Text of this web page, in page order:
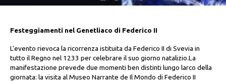
Festeggiamenti nel Genetliaco di Federico II
L'evento rievoca la ricorrenza istituita da Federico II di Svevia in
tutto il Regno nel 1233 per celebrare il suo giorno natalizio.La
manifestazione prevede due momenti ben distinti lungo larco della
giornata: la visita al Museo Narrante de Il Mondo di Federico II